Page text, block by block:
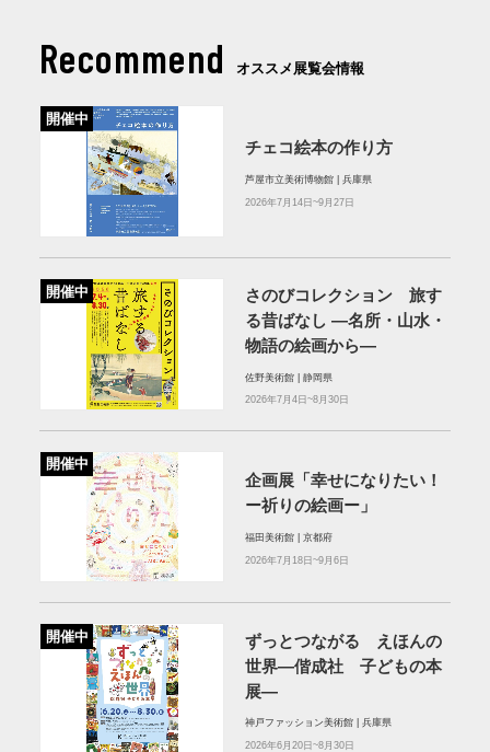
Recommend オススメ展覧会情報
開催中
チェコ絵本の作り方
芦屋市立美術博物館 | 兵庫県
2026年7月14日~9月27日
開催中
さのびコレクション 旅す
る昔ばなし ―名所・山水・
物語の絵画から―
佐野美術館 | 静岡県
2026年7月4日~8月30日
開催中
企画展「幸せになりたい！
ー祈りの絵画ー」
福田美術館 | 京都府
2026年7月18日~9月6日
開催中
ずっとつながる えほんの
世界―偕成社 子どもの本
展―
神戸ファッション美術館 | 兵庫県
2026年6月20日~8月30日